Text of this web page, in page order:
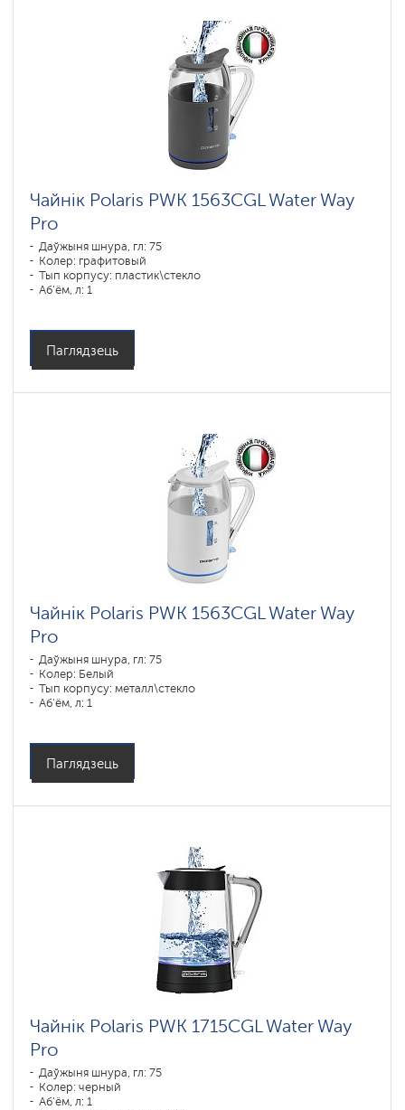
Чайнік Polaris PWK 1563CGL Water Way
Pro
Даўжыня шнура, гл: 75
Колер: графитовый
Тып корпусу: пластик\стекло
Аб'ём, л: 1
Паглядзець
Чайнік Polaris PWK 1563CGL Water Way
Pro
Даўжыня шнура, гл: 75
Колер: Белый
Тып корпусу: металл\стекло
Аб'ём, л: 1
Паглядзець
Чайнік Polaris PWK 1715CGL Water Way
Pro
Даўжыня шнура, гл: 75
Колер: черный
Аб'ём, л: 1